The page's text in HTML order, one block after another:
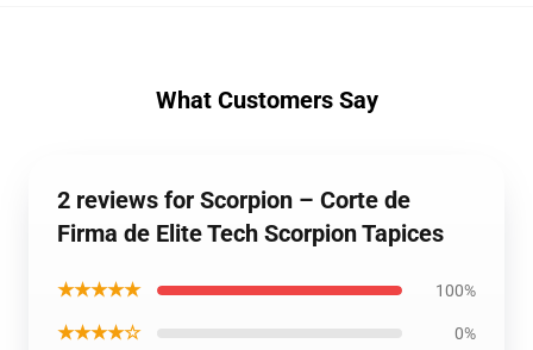
What Customers Say
2 reviews for Scorpion – Corte de
Firma de Elite Tech Scorpion Tapices
★★★★★ 100%
★★★★☆ 0%